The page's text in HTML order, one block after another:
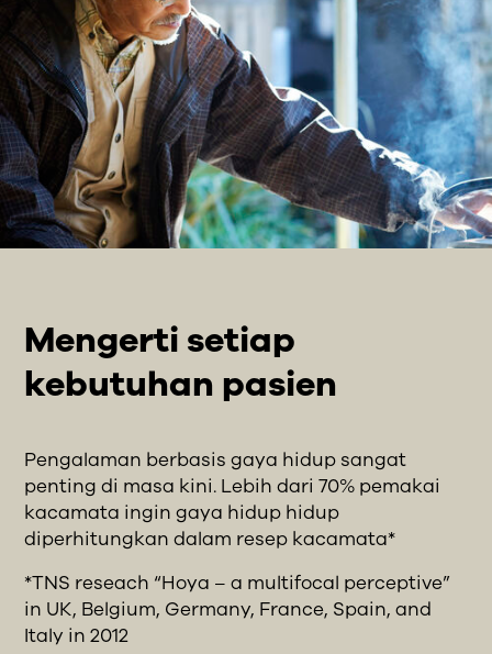
Mengerti setiap
kebutuhan pasien
Pengalaman berbasis gaya hidup sangat
penting di masa kini. Lebih dari 70% pemakai
kacamata ingin gaya hidup hidup
diperhitungkan dalam resep kacamata*
*TNS reseach “Hoya – a multifocal perceptive”
in UK, Belgium, Germany, France, Spain, and
Italy in 2012